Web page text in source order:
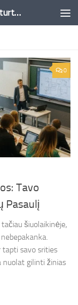
Akcijos, Investavimas, nekilnojamas turtas, kriptovaliutos - Besociai.lt
0
Tavo
Pasaulį
šiuolaikinėje,
savo srities
nuolat gilinti žinias